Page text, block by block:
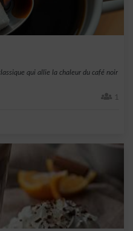
qui allie la chaleur du café noir
1